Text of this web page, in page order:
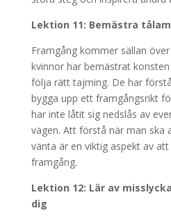
Lektion 11: Bemästra
Framgång kommer sällan
kvinnor har bemästrat
följa rätt tajming. De har
bygga upp ett framgångsrikt
har inte låtit sig nedslås av
vägen. Att förstå när man ska
vänta är en viktig aspekt av
framgång.
Lektion 12: Lär av
dig